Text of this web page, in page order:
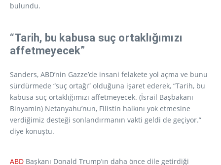
bulundu.
“Tarih, bu kabusa suç ortaklığımızı
affetmeyecek”
Sanders, ABD’nin Gazze’de insani felakete yol açma ve bunu
sürdürmede “suç ortağı” olduğuna işaret ederek, “Tarih, bu
kabusa suç ortaklığımızı affetmeyecek. (İsrail Başbakanı
Binyamin) Netanyahu’nun, Filistin halkını yok etmesine
verdiğimiz desteği sonlandırmanın vakti geldi de geçiyor.”
diye konuştu.
ABD Başkanı Donald Trump’ın daha önce dile getirdiği